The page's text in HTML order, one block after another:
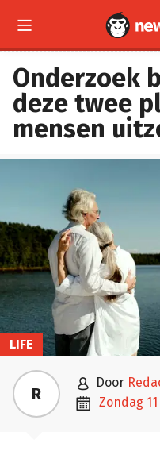

Onderzoek
deze twee
mensen
LIFE
R  door
 zondag